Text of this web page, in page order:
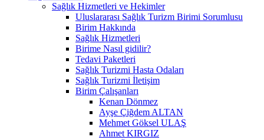
Sağlık Hizmetleri ve Hekimler
Uluslararası Sağlık Turizm Birimi Sorumlusu
Birim Hakkında
Sağlık Hizmetleri
Birime Nasıl gidilir?
Tedavi Paketleri
Sağlık Turizmi Hasta Odaları
Sağlık Turizmi İletişim
Birim Çalışanları
Kenan Dönmez
Ayşe Çiğdem ALTAN
Mehmet Göksel ULAŞ
Ahmet KIRGIZ